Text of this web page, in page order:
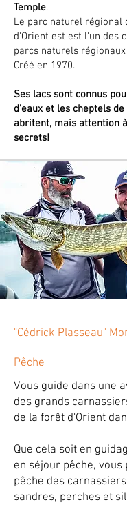
Temple.
Le parc naturel régional
d'Orient est est l'un des
parcs naturels
Créé en 1970. ​​
Ses lacs sont connus
d'eaux et les cheptels
abritent, mais attention
secrets!
"Cédrick Plasseau"
Pêche
Vous guide dans une
des grands
de la forêt d'Orient
Que cela soit en
en séjour pêche,
pêche des
sandres, perches et